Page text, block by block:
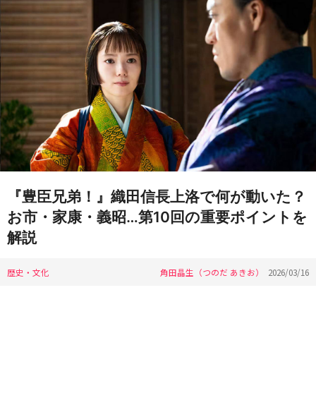
『豊臣兄弟！』織田信長上洛で何が動いた？
お市・家康・義昭…第10回の重要ポイントを
解説
歴史・文化 角田晶生（つのだ あきお） 2026/03/16